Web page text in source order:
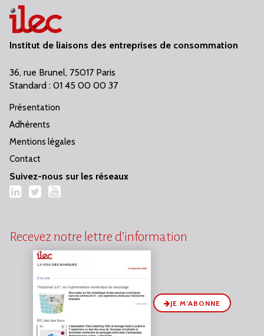
Institut de liaisons des entreprises de consommation
36, rue Brunel, 75017 Paris
Standard : 01 45 00 00 37
Présentation
Adhérents
Mentions légales
Contact
Suivez-nous sur les réseaux
LinkedIn
TwitterYouTube
Recevez notre lettre d’information
JE M’ABONNE